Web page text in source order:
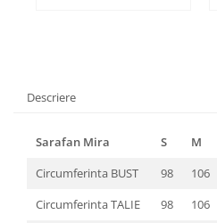
Descriere
Sarafan Mira S M
Circumferinta BUST
98 106
Circumferinta TALIE
98 106